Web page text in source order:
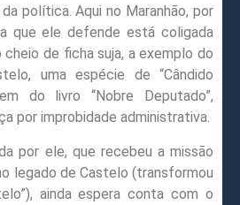
política. Aqui no Maranhão, por
que ele defende está coligada
de ficha suja, a exemplo do
uma espécie de “Cândido
do livro “Nobre Deputado”,
por improbidade administrativa.
por ele, que recebeu a missão
legado de Castelo (transformou
ainda espera conta com o